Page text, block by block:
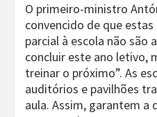
O primeiro-ministro
convencido de que
parcial à escola não são
concluir este ano letivo,
treinar o próximo”. As
auditórios e pavilhões
aula. Assim, garantem a